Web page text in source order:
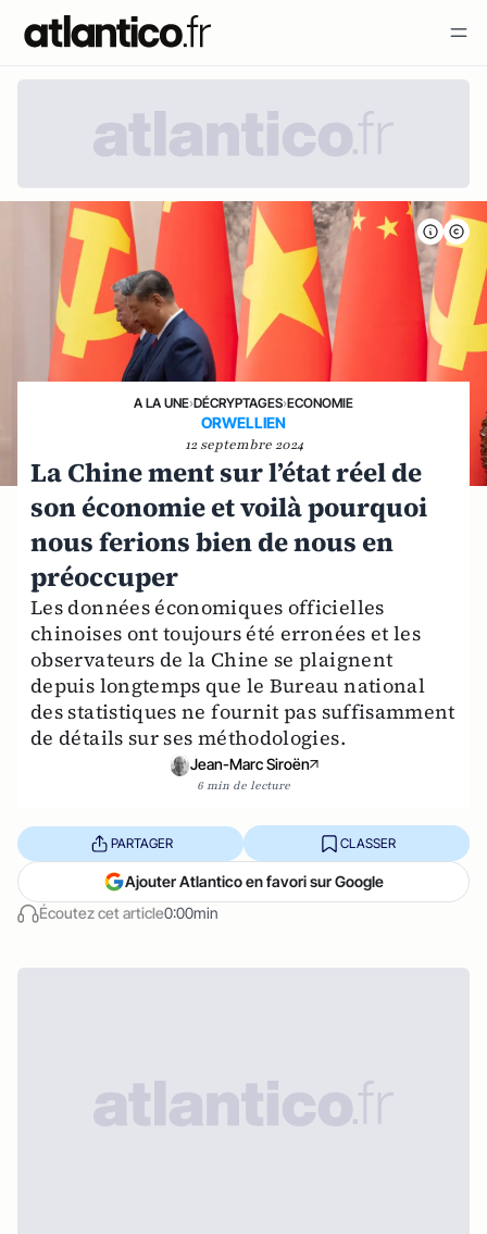
A LA UNE›DÉCRYPTAGES›ECONOMIE
ORWELLIEN
12 septembre 2024
La Chine ment sur l’état réel de
son économie et voilà pourquoi
nous ferions bien de nous en
préoccuper
Les données économiques officielles
chinoises ont toujours été erronées et les
observateurs de la Chine se plaignent
depuis longtemps que le Bureau national
des statistiques ne fournit pas suffisamment
de détails sur ses méthodologies.
Jean-Marc Siroën
6 min de lecture
Écoutez cet article0:00min
PARTAGER CLASSER
Ajouter Atlantico en favori sur Google